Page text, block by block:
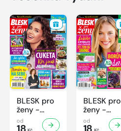
BLESK pro
ženy -
32/2026
od
BLESK pro
ženy -
31/2026
od